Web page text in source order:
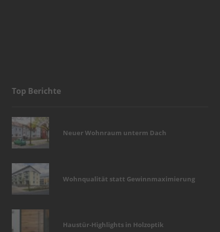
Top Berichte
Neuer Wohnraum unterm Dach
Wohnqualität statt Gewinnmaximierung
Haustür-Highlights in Holzoptik